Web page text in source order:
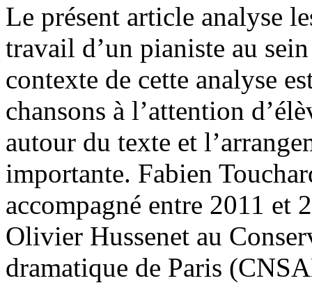
Le présent article analyse
travail d’un pianiste au
contexte de cette analyse
chansons à l’attention
autour du texte et
importante. Fabien
accompagné entre 2011 et
Olivier Hussenet au
dramatique de Paris